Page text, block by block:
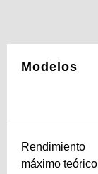
Modelos
Rendimiento
máximo teórico